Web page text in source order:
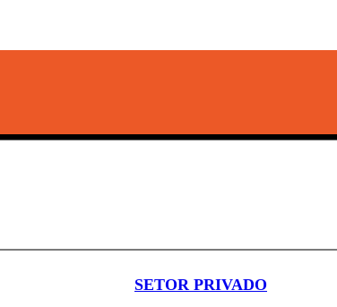
SETOR PRIVADO